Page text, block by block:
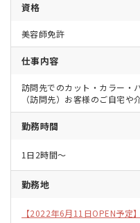
資格
美容師免許
仕事内容
訪問先でのカット・カラー・
（訪問先）お客様のご自宅
勤務時間
1日2時間〜
勤務地
【2022年6月11日OPEN予定